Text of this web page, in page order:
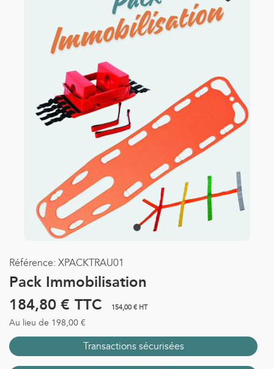
Référence: XPACKTRAU01
Pack Immobilisation
184,80 € TTC 154,00 € HT
Au lieu de 198,00 €
Transactions sécurisées